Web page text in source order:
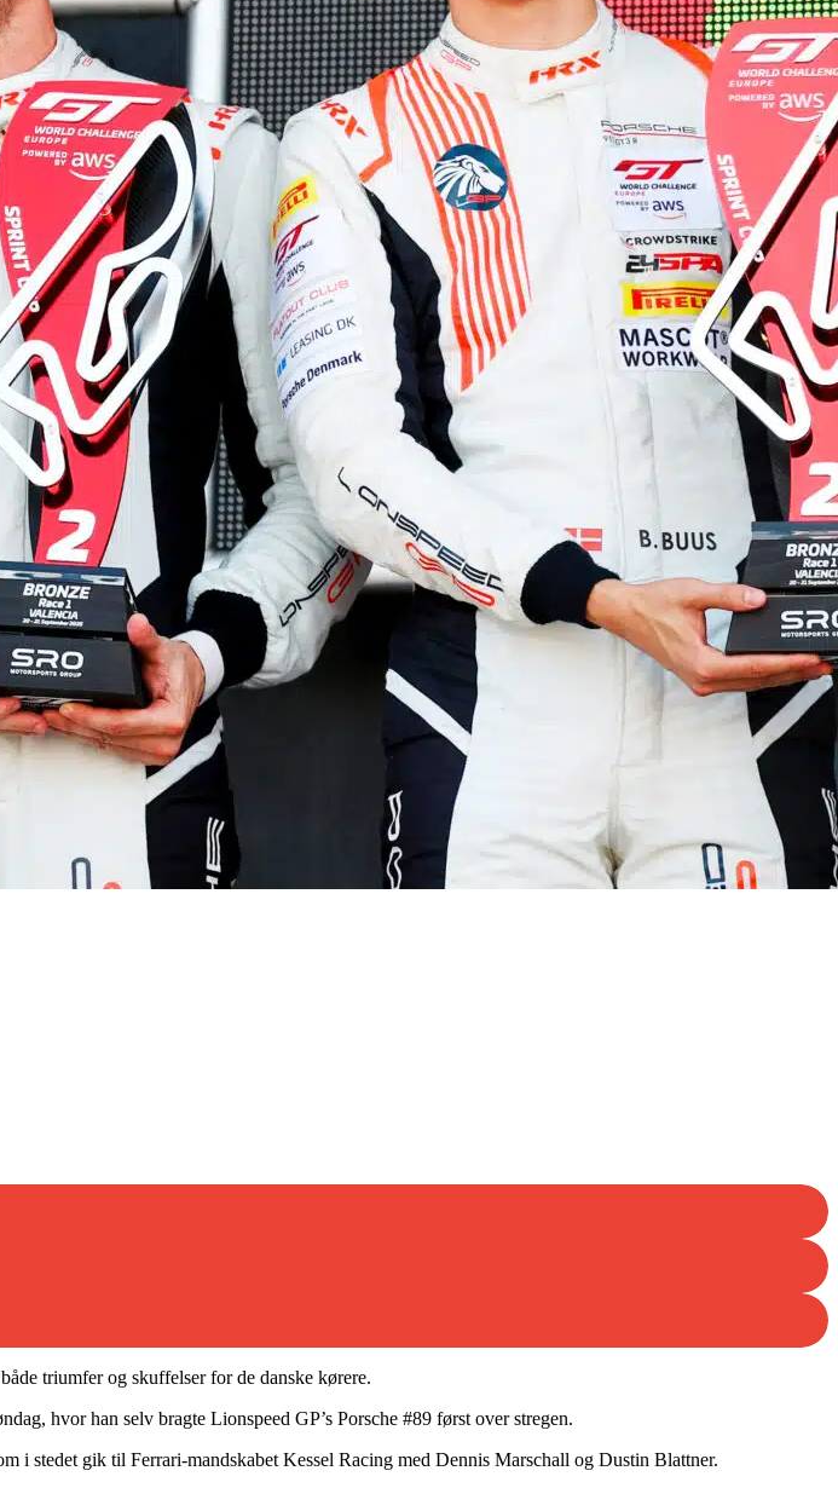
triumfer og skuffelser for de danske kørere.
hvor han selv bragte Lionspeed GP’s Porsche #89 først over stregen.
i stedet gik til Ferrari-mandskabet Kessel Racing med Dennis Marschall og Dustin Blattner.